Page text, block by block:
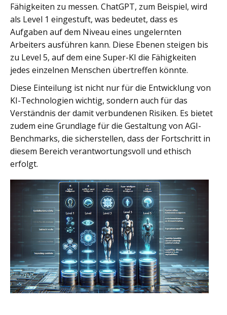
Fähigkeiten zu messen. ChatGPT, zum Beispiel, wird
als Level 1 eingestuft, was bedeutet, dass es
Aufgaben auf dem Niveau eines ungelernten
Arbeiters ausführen kann. Diese Ebenen steigen bis
zu Level 5, auf dem eine Super-KI die Fähigkeiten
jedes einzelnen Menschen übertreffen könnte.
Diese Einteilung ist nicht nur für die Entwicklung von
KI-Technologien wichtig, sondern auch für das
Verständnis der damit verbundenen Risiken. Es bietet
zudem eine Grundlage für die Gestaltung von AGI-
Benchmarks, die sicherstellen, dass der Fortschritt in
diesem Bereich verantwortungsvoll und ethisch
erfolgt.